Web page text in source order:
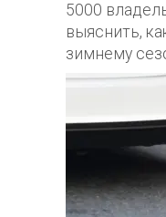
5000
выяснить,
зимнему